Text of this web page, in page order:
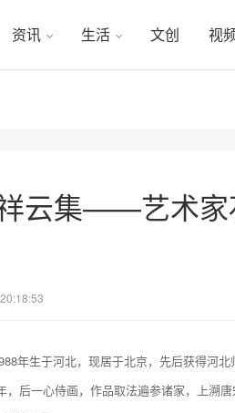
资讯 生活 文创 视
云集——艺术家
年生于河北，现居于北京，先后获得河
后一心侍画，作品取法遍参诸家，上溯